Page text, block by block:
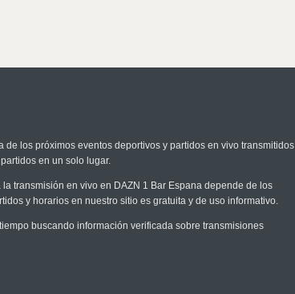
de los próximos eventos deportivos y partidos en vivo transmitidos
en un solo lugar.
transmisión en vivo en DAZN 1 Bar Espana depende de los
y horarios en nuestro sitio es gratuita y de uso informativo.
buscando información verificada sobre transmisiones